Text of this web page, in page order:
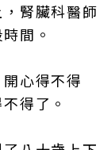
腎臟科醫師
間。
心得不得
得了。